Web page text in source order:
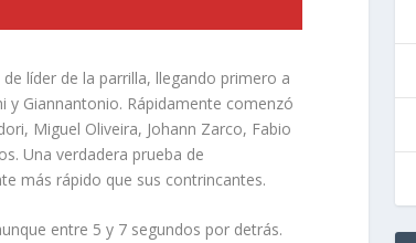
líder de la parrilla, llegando primero a
y Giannantonio. Rápidamente comenzó
Miguel Oliveira, Johann Zarco, Fabio
Una verdadera prueba de
más rápido que sus contrincantes.
entre 5 y 7 segundos por detrás.